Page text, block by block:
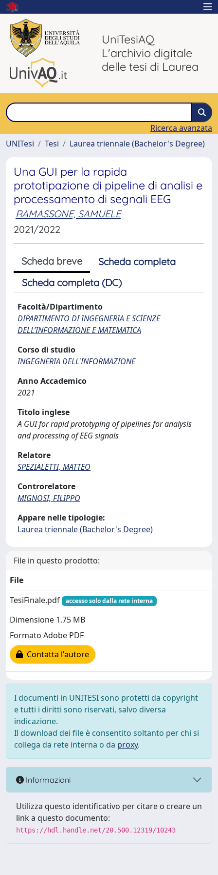
UniTesiAQ
L'archivio digitale
delle tesi di Laurea
Ricerca avanzata
UNITesi
Tesi Laurea triennale (Bachelor's Degree)
Una GUI per la rapida
prototipazione di pipeline di analisi e
processamento di segnali EEG
RAMASSONE, SAMUELE
2021/2022
Scheda breve
Scheda completa
Scheda completa (DC)
Facoltà/Dipartimento
DIPARTIMENTO DI INGEGNERIA E SCIENZE
DELL’INFORMAZIONE E MATEMATICA
Corso di studio
INGEGNERIA DELL'INFORMAZIONE
Anno Accademico
2021
Titolo inglese
A GUI for rapid prototyping of pipelines for analysis
and processing of EEG signals
Relatore
SPEZIALETTI, MATTEO
Controrelatore
MIGNOSI, FILIPPO
Appare nelle tipologie:
Laurea triennale (Bachelor's Degree)
File in questo prodotto:
File
TesiFinale.pdf
accesso solo dalla rete interna
Dimensione 1.75 MB
Formato Adobe PDF
Contatta l'autore
I documenti in UNITESI sono protetti da copyright
e tutti i diritti sono riservati, salvo diversa
indicazione.
Il download dei file è consentito soltanto per chi si
collega da rete interna o da proxy.
Informazioni
Utilizza questo identificativo per citare o creare un
link a questo documento:
https://hdl.handle.net/20.500.12319/10243